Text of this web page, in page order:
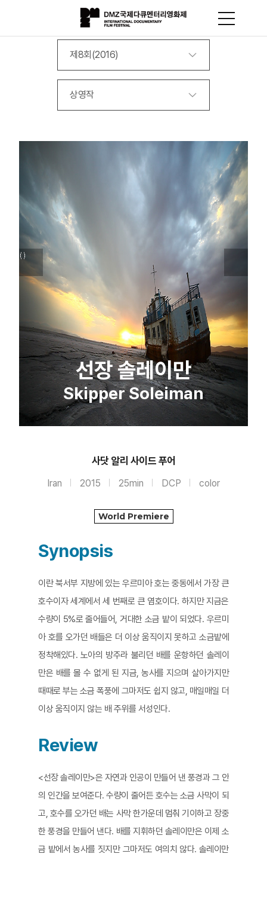
제8회(2016)
상영작
선장 솔레이만
Skipper Soleiman
사닷 알리 사이드 푸어
Iran 2015 25min DCP color
World Premiere
Synopsis
이란 북서부 지방에 있는 우르미아 호는 중동에서 가장 큰
호수이자 세계에서 세 번째로 큰 염호이다. 하지만 지금은
수량이 5%로 줄어들어, 거대한 소금 밭이 되었다. 우르미
아 호를 오가던 배들은 더 이상 움직이지 못하고 소금밭에
정착해있다. 노아의 방주라 불리던 배를 운항하던 솔레이
만은 배를 몰 수 없게 된 지금, 농사를 지으며 살아가지만
때때로 부는 소금 폭풍에 그마저도 쉽지 않고, 매일매일 더
이상 움직이지 않는 배 주위를 서성인다.
Review
<선장 솔레이만>은 자연과 인공이 만들어 낸 풍경과 그 안
의 인간을 보여준다. 수량이 줄어든 호수는 소금 사막이 되
고, 호수를 오가던 배는 사막 한가운데 멈춰 기이하고 장중
한 풍경을 만들어 낸다. 배를 지휘하던 솔레이만은 이제 소
금 밭에서 농사를 짓지만 그마저도 여의치 않다. 솔레이만